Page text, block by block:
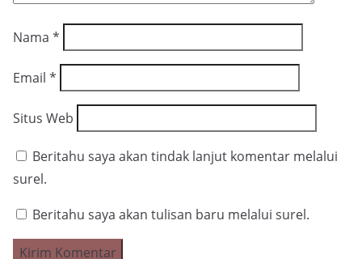
Nama *
Email *
Situs Web
Beritahu saya akan tindak lanjut komentar melalui
surel.
Beritahu saya akan tulisan baru melalui surel.